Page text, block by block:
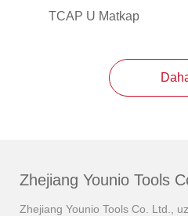
TCAP U Matkap
Zhejiang Younio Tools
Zhejiang Younio Tools Co. Ltd.,